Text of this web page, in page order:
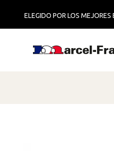
ELEGIDO POR LOS